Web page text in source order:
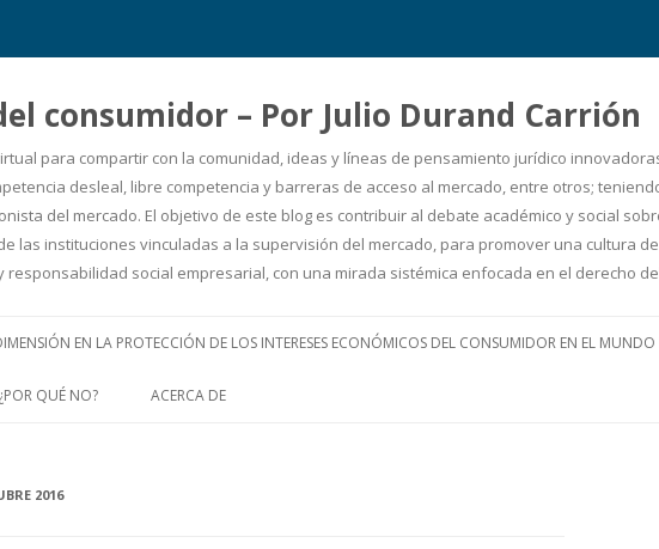
consumidor – Por Julio Durand Carrión
para compartir con la comunidad, ideas y líneas de pensamiento jurídico
desleal, libre competencia y barreras de acceso al mercado, entre otros;
del mercado. El objetivo de este blog es contribuir al debate académico y social
las instituciones vinculadas a la supervisión del mercado, para promover una cultura
responsabilidad social empresarial, con una mirada sistémica enfocada en el derecho
al
EN LA PROTECCIÓN DE LOS INTERESES ECONÓMICOS DEL CONSUMIDOR EN EL
QUÉ NO? ACERCA DE
2016